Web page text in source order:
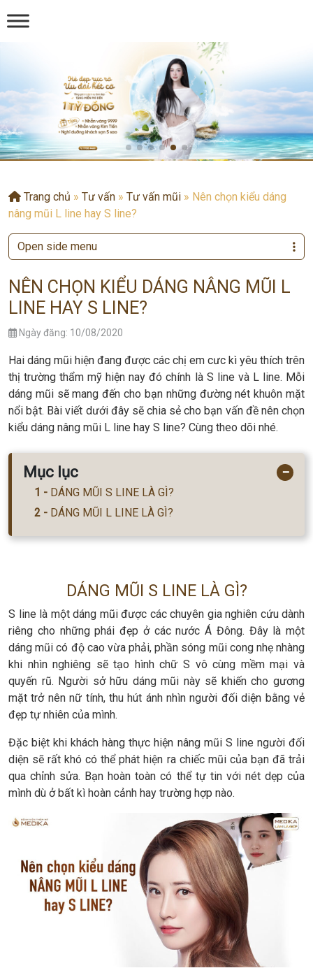
Trang chủ » Tư vấn » Tư vấn mũi » Nên chọn kiểu dáng
nâng mũi L line hay S line?
NÊN CHỌN KIỂU DÁNG NÂNG MŨI L
LINE HAY S LINE?
Ngày đăng: 10/08/2020
Hai dáng mũi hiện đang được các chị em cưc kì yêu thích trên
thị trường thẩm mỹ hiện nay đó chính là S line và L line. Mỗi
dáng mũi sẽ mang đến cho bạn những đường nét khuôn mặt
nổi bật. Bài viết dưới đây sẽ chia sẻ cho bạn vấn đề nên chọn
kiểu dáng nâng mũi L line hay S line? Cùng theo dõi nhé.
Mục lục −
DÁNG MŨI S LINE LÀ GÌ?
DÁNG MŨI L LINE LÀ GÌ?
DÁNG MŨI S LINE LÀ GÌ?
S line là một dáng mũi được các chuyên gia nghiên cứu dành
riêng cho những phái đẹp ở các nước Á Đông. Đây là một
dáng mũi có độ cao vừa phải, phần sóng mũi cong nhẹ nhàng
khi nhìn nghiêng sẽ tạo hình chữ S vô cùng mềm mại và
quyến rũ. Người sở hữu dáng mũi này sẽ khiến cho gương
mặt trở nên nữ tính, thu hút ánh nhìn người đối diện bằng vẻ
đẹp tự nhiên của mình.
Đặc biệt khi khách hàng thực hiện nâng mũi S line người đối
diện sẽ rất khó có thể phát hiện ra chiếc mũi của bạn đã trải
qua chỉnh sửa. Bạn hoàn toàn có thể tự tin với nét dẹp của
mình dù ở bất kì hoàn cảnh hay trường hợp nào.
Open side menu